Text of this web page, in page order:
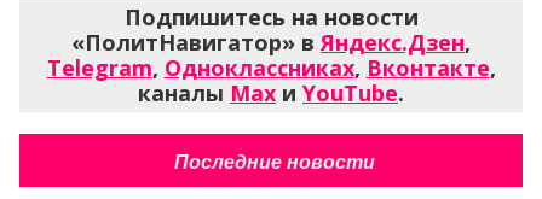
Подпишитесь на новости
«ПолитНавигатор» в Яндекс.Дзен,
Telegram, Одноклассниках, Вконтакте,
каналы Max и YouTube.
Последние новости